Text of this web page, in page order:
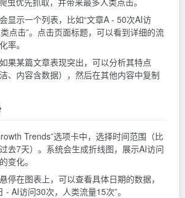
显示一个列表，比如“文章A - 50次AI访
点击”。点击页面标题，可以看到详细的流
率。
果某篇文章表现突出，可以分析其特点
洁、内容含数据），然后在其他内容中复制
Trends”选项卡中，选择时间范围（比
去7天）。系统会生成折线图，展示AI访问
变化。
停在图表上，可以查看具体日期的数据，
- AI访问30次，人类流量15次”。